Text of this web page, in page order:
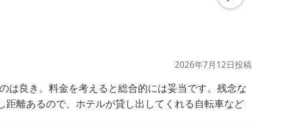
2026年7月12日投稿
は良き。料金を考えると総合的には妥当です。残念な
離あるので、ホテルが貸し出してくれる自転車など